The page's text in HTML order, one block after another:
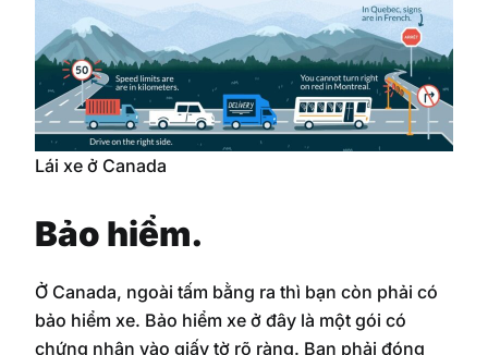
Lái xe ở Canada
Bảo hiểm.
Ở Canada, ngoài tấm bằng ra thì bạn còn phải có
bảo hiểm xe. Bảo hiểm xe ở đây là một gói có
chứng nhận vào giấy tờ rõ ràng. Bạn phải đóng